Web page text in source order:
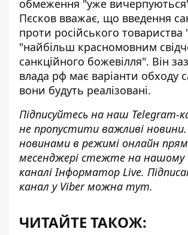
обмеження "уже
Пєсков вважає, що введення
проти російського товариства
"найбільш красномовним
санкційного божевілля". Він
влада рф має варіанти обходу
вони будуть реалізовані.
Підписуйтесь на наш Telegram-
не пропустити важливі
новинами в режимі онлайн
месенджері стежте на нашому
каналіІнформатор Live.
канал у Viber можна тут.
ЧИТАЙТЕ ТАКОЖ: